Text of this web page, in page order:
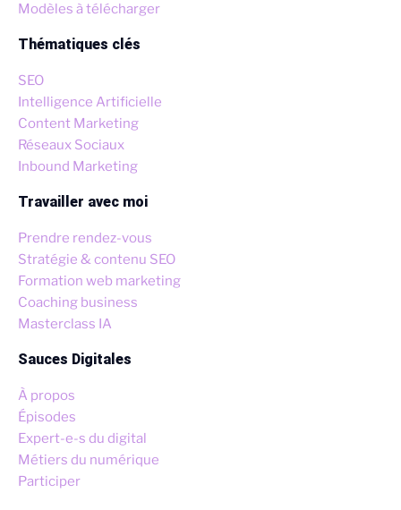
Modèles à télécharger
Thématiques clés
SEO
Intelligence Artificielle
Content Marketing
Réseaux Sociaux
Inbound Marketing
Travailler avec moi
Prendre rendez-vous
Stratégie & contenu SEO
Formation web marketing
Coaching business
Masterclass IA
Sauces Digitales
À propos
Épisodes
Expert-e-s du digital
Métiers du numérique
Participer